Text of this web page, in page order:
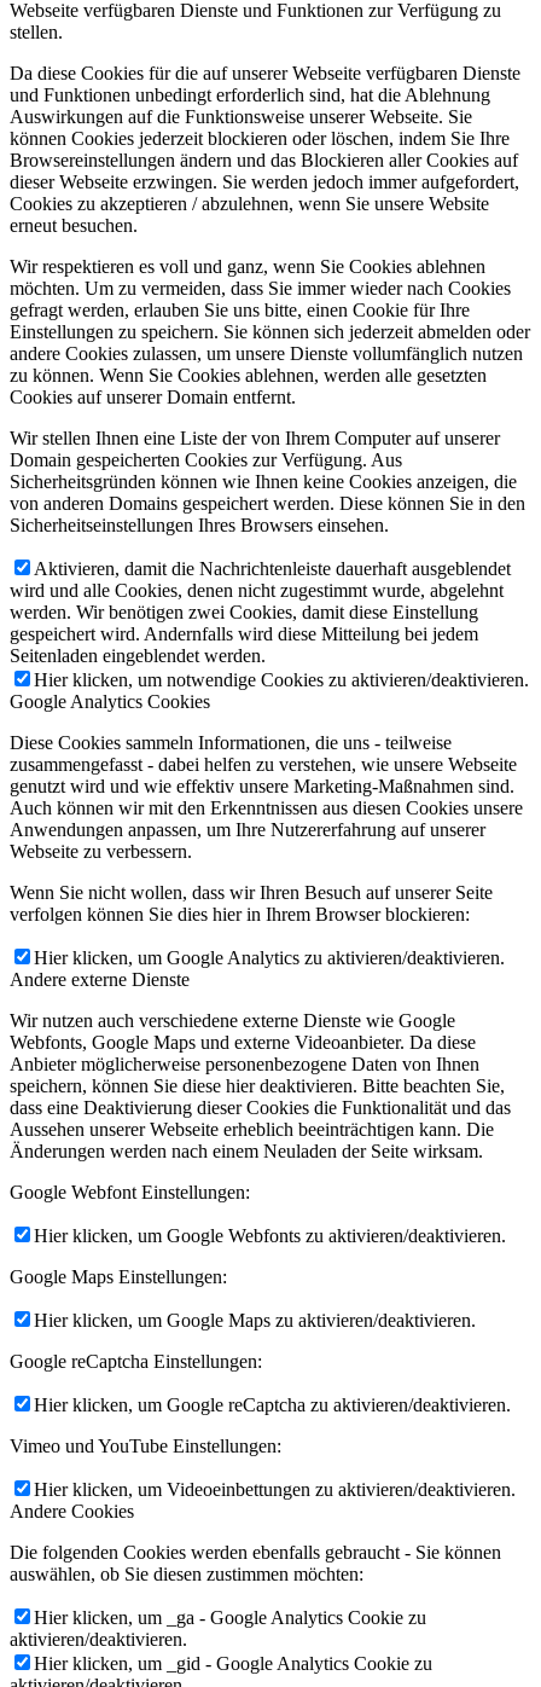
Webseite verfügbaren Dienste und Funktionen zur Verfügung zu
stellen.
Da diese Cookies für die auf unserer Webseite verfügbaren Dienste
und Funktionen unbedingt erforderlich sind, hat die Ablehnung
Auswirkungen auf die Funktionsweise unserer Webseite. Sie
können Cookies jederzeit blockieren oder löschen, indem Sie Ihre
Browsereinstellungen ändern und das Blockieren aller Cookies auf
dieser Webseite erzwingen. Sie werden jedoch immer aufgefordert,
Cookies zu akzeptieren / abzulehnen, wenn Sie unsere Website
erneut besuchen.
Wir respektieren es voll und ganz, wenn Sie Cookies ablehnen
möchten. Um zu vermeiden, dass Sie immer wieder nach Cookies
gefragt werden, erlauben Sie uns bitte, einen Cookie für Ihre
Einstellungen zu speichern. Sie können sich jederzeit abmelden oder
andere Cookies zulassen, um unsere Dienste vollumfänglich nutzen
zu können. Wenn Sie Cookies ablehnen, werden alle gesetzten
Cookies auf unserer Domain entfernt.
Wir stellen Ihnen eine Liste der von Ihrem Computer auf unserer
Domain gespeicherten Cookies zur Verfügung. Aus
Sicherheitsgründen können wie Ihnen keine Cookies anzeigen, die
von anderen Domains gespeichert werden. Diese können Sie in den
Sicherheitseinstellungen Ihres Browsers einsehen.
Aktivieren, damit die Nachrichtenleiste dauerhaft ausgeblendet
wird und alle Cookies, denen nicht zugestimmt wurde, abgelehnt
werden. Wir benötigen zwei Cookies, damit diese Einstellung
gespeichert wird. Andernfalls wird diese Mitteilung bei jedem
Seitenladen eingeblendet werden.
Hier klicken, um notwendige Cookies zu aktivieren/deaktivieren.
Google Analytics Cookies
Diese Cookies sammeln Informationen, die uns - teilweise
zusammengefasst - dabei helfen zu verstehen, wie unsere Webseite
genutzt wird und wie effektiv unsere Marketing-Maßnahmen sind.
Auch können wir mit den Erkenntnissen aus diesen Cookies unsere
Anwendungen anpassen, um Ihre Nutzererfahrung auf unserer
Webseite zu verbessern.
Wenn Sie nicht wollen, dass wir Ihren Besuch auf unserer Seite
verfolgen können Sie dies hier in Ihrem Browser blockieren:
Hier klicken, um Google Analytics zu aktivieren/deaktivieren.
Andere externe Dienste
Wir nutzen auch verschiedene externe Dienste wie Google
Webfonts, Google Maps und externe Videoanbieter. Da diese
Anbieter möglicherweise personenbezogene Daten von Ihnen
speichern, können Sie diese hier deaktivieren. Bitte beachten Sie,
dass eine Deaktivierung dieser Cookies die Funktionalität und das
Aussehen unserer Webseite erheblich beeinträchtigen kann. Die
Änderungen werden nach einem Neuladen der Seite wirksam.
Google Webfont Einstellungen:
Hier klicken, um Google Webfonts zu aktivieren/deaktivieren.
Google Maps Einstellungen:
Hier klicken, um Google Maps zu aktivieren/deaktivieren.
Google reCaptcha Einstellungen:
Hier klicken, um Google reCaptcha zu aktivieren/deaktivieren.
Vimeo und YouTube Einstellungen:
Hier klicken, um Videoeinbettungen zu aktivieren/deaktivieren.
Andere Cookies
Die folgenden Cookies werden ebenfalls gebraucht - Sie können
auswählen, ob Sie diesen zustimmen möchten:
Hier klicken, um _ga - Google Analytics Cookie zu
aktivieren/deaktivieren.
Hier klicken, um _gid - Google Analytics Cookie zu